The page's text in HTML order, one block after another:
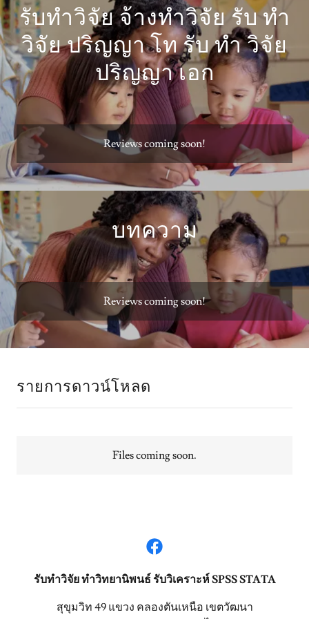
รับทำวิจัย จ้างทำวิจัย รับ ทำ
วิจัย ปริญญา โท รับ ทำ วิจัย
ปริญญา เอก
Reviews coming soon!
บทความ
Reviews coming soon!
รายการดาวน์โหลด
Files coming soon.
รับทำวิจัย ทำวิทยานิพนธ์ รับวิเคราะห์ SPSS STATA
สุขุมวิท 49 แขวง คลองตันเหนือ เขตวัฒนา